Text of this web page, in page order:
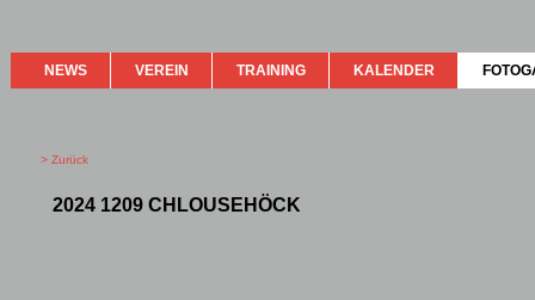
NEWS VEREIN TRAINING KALENDER
> Zurück
2024 1209 CHLOUSEHÖCK